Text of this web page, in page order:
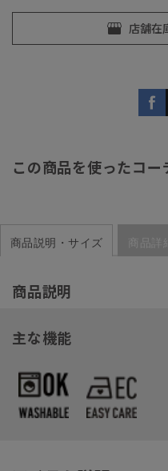
この商品を使ったコー
商品説明・サイズ 商品詳
商品説明
主な機能